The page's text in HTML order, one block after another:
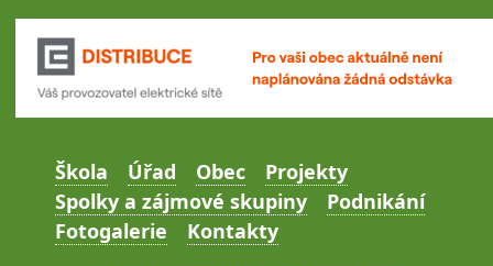
Škola Úřad Obec
Projekty
Spolky a zájmové skupiny
Podnikání
Fotogalerie
Kontakty